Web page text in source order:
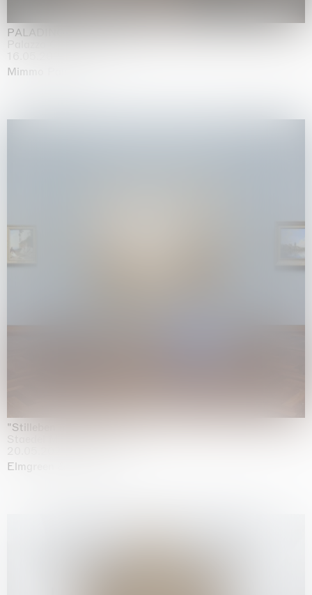
PALADINO
Palazzo Citterio, Milan
Mimmo Paladino
"Stilleben mit Gemüse”
Elmgreen & Dragset